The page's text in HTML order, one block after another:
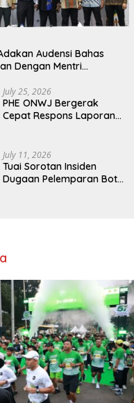
Audensi Bahas
Dengan Mentri
July 25, 2026
PHE ONWJ Bergerak
Cepat Respons Laporan
July 11, 2026
Tuai Sorotan Insiden
Dugaan Pelemparan Botol